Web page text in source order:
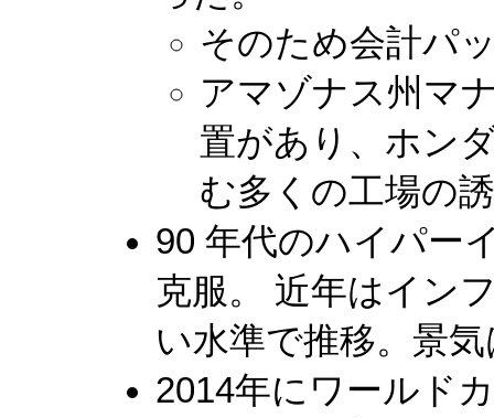
そのため会計パ
アマゾナス州マ
置があり、ホン
む多くの工場の
90 年代のハイパー
克服。 近年はイン
い水準で推移。景
2014年にワールド